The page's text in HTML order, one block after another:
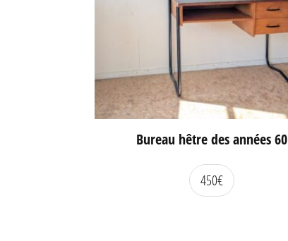
Bureau hêtre des années 60
450€